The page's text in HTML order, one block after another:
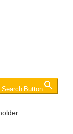
Search Button